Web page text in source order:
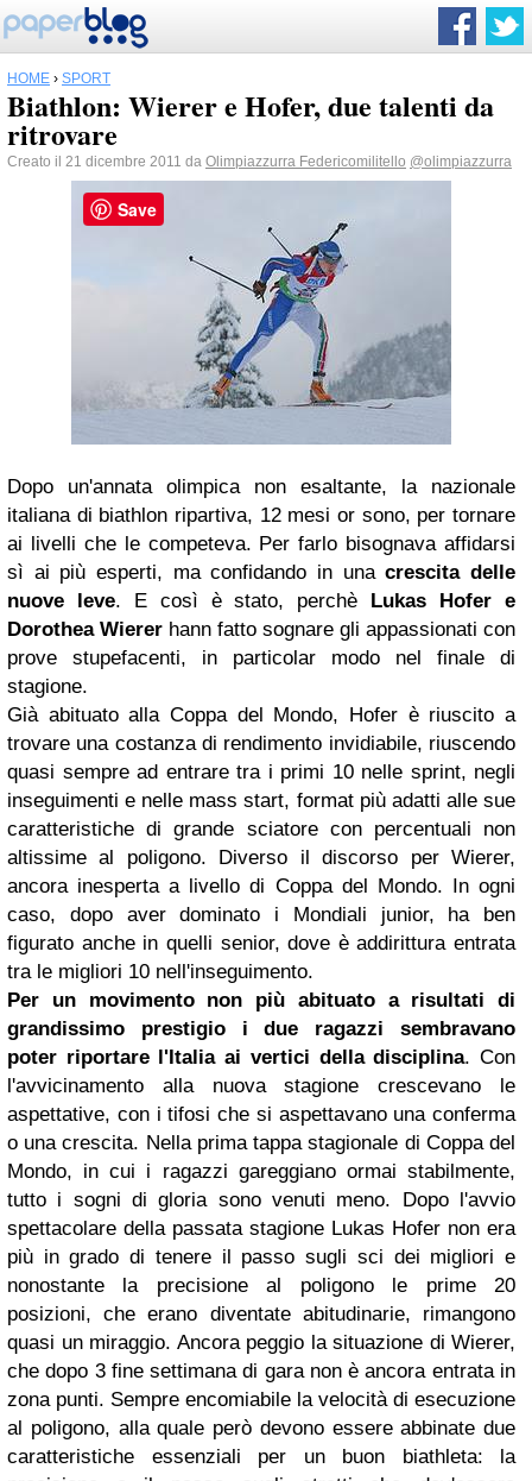
HOME › SPORT
Biathlon: Wierer e Hofer, due talenti da
ritrovare
Creato il 21 dicembre 2011 da Olimpiazzurra Federicomilitello @olimpiazzurra
Dopo un'annata olimpica non esaltante, la nazionale
italiana di biathlon ripartiva, 12 mesi or sono, per tornare
ai livelli che le competeva. Per farlo bisognava affidarsi
sì ai più esperti, ma confidando in unacrescita delle
nuove leve. E così è stato, perchè Lukas Hofer e
Dorothea Wierer hann fatto sognare gli appassionati con
prove stupefacenti, in particolar modo nel finale di
stagione.
Già abituato alla Coppa del Mondo, Hofer è riuscito a
trovare una costanza di rendimento invidiabile, riuscendo
quasi sempre ad entrare tra i primi 10 nelle sprint, negli
inseguimenti e nelle mass start, format più adatti alle sue
caratteristiche di grande sciatore con percentuali non
altissime al poligono. Diverso il discorso per Wierer,
ancora inesperta a livello di Coppa del Mondo. In ogni
caso, dopo aver dominato i Mondiali junior, ha ben
figurato anche in quelli senior, dove è addirittura entrata
tra le migliori 10 nell'inseguimento.
Per un movimento non più abituato a risultati di
grandissimo prestigio i due ragazzi sembravano
poter riportare l'Italia ai vertici della disciplina. Con
l'avvicinamento alla nuova stagione crescevano le
aspettative, con i tifosi che si aspettavano una conferma
o una crescita. Nella prima tappa stagionale di Coppa del
Mondo, in cui i ragazzi gareggiano ormai stabilmente,
tutto i sogni di gloria sono venuti meno. Dopo l'avvio
spettacolare della passata stagione Lukas Hofer non era
più in grado di tenere il passo sugli sci dei migliori e
nonostante la precisione al poligono le prime 20
posizioni, che erano diventate abitudinarie, rimangono
quasi un miraggio. Ancora peggio la situazione di Wierer,
che dopo 3 fine settimana di gara non è ancora entrata in
zona punti. Sempre encomiabile la velocità di esecuzione
al poligono, alla quale però devono essere abbinate due
caratteristiche essenziali per un buon biathleta: la
Save